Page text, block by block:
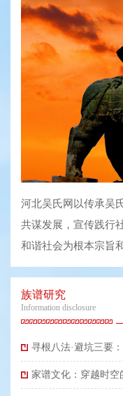
河北吴氏网以传承吴
共谋发展，宣传践行
和谐社会为根本宗旨
族谱研究
Information disclosure
寻根八法·避坑三要
家谱文化：穿越时